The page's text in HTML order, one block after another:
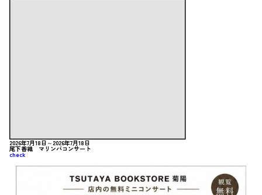
2026年7月18日～2026年7月18日
尾下香織 マリンバコンサート
check